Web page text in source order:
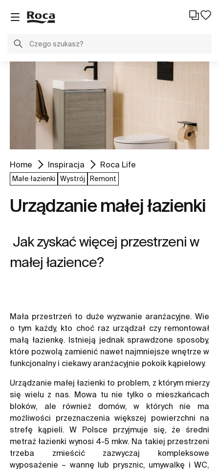
Home Inspiracja Roca Life
Małe łazienki Wystrój Remont
Urządzanie małej łazienki
Jak zyskać więcej przestrzeni w
małej łazience?
Mała przestrzeń to duże wyzwanie aranżacyjne. Wie
o tym każdy, kto choć raz urządzał czy remontował
małą łazienkę. Istnieją jednak sprawdzone sposoby,
które pozwolą zamienić nawet najmniejsze wnętrze w
funkcjonalny i ciekawy aranżacyjnie pokoik kąpielowy.
Urządzanie małej łazienki to problem, z którym mierzy
się wielu z nas. Mowa tu nie tylko o mieszkańcach
bloków, ale również domów, w których nie ma
możliwości przeznaczenia większej powierzchni na
strefę kąpieli. W Polsce przyjmuje się, że średni
metraż łazienki wynosi 4-5 mkw. Na takiej przestrzeni
trzeba zmieścić zazwyczaj kompleksowe
wyposażenie – wannę lub prysznic, umywalkę i WC,